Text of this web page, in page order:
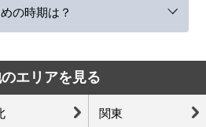
の時期は？
エリアを見る
関東